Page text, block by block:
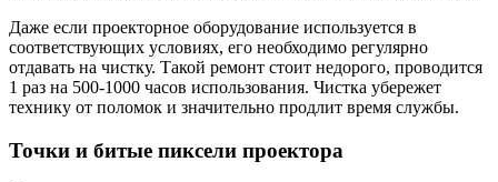
Даже если проекторное оборудование используется в
соответствующих условиях, его необходимо регулярно
отдавать на чистку. Такой ремонт стоит недорого, проводится
1 раз на 500-1000 часов использования. Чистка убережет
технику от поломок и значительно продлит время службы.
Точки и битые пиксели проектора